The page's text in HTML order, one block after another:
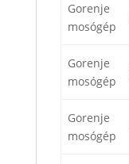
Gorenje
mosógép
Gorenje
mosógép
Gorenje
mosógép